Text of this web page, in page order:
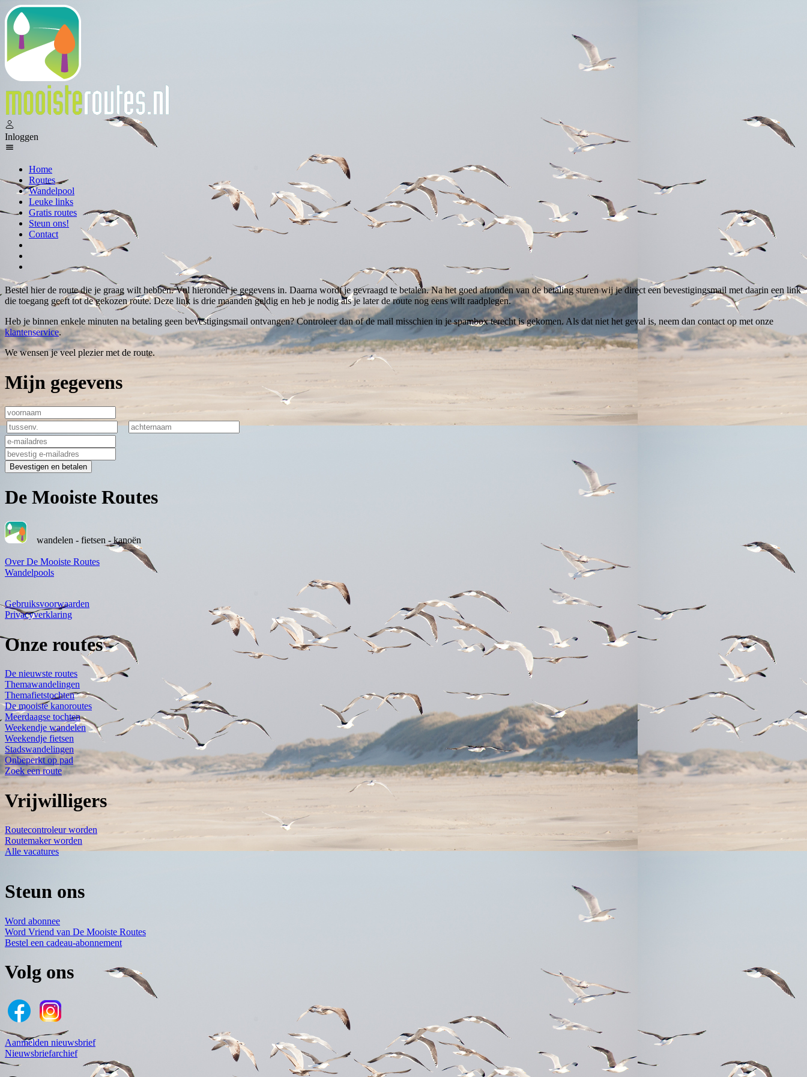
Inloggen
Home
Routes
Wandelpool
Leuke links
Gratis routes
Steun ons!
Contact
Bestel hier de route die je graag wilt hebben. Vul hieronder je gegevens in. Daarna wordt je gevraagd te betalen. Na het goed afronden van de betaling sturen wij je direct een bevestigingsmail met daarin een link
die toegang geeft tot de gekozen route. Deze link is drie maanden geldig en heb je nodig als je later de route nog eens wilt raadplegen.
Heb je binnen enkele minuten na betaling geen bevestigingsmail ontvangen? Controleer dan of de mail misschien in je spambox terecht is gekomen. Als dat niet het geval is, neem dan contact op met onze
klantenservice.
We wensen je veel plezier met de route.
Mijn gegevens
Bevestigen en betalen
De Mooiste Routes
wandelen - fietsen - kanoën
Over De Mooiste Routes
Wandelpools
Gebruiksvoorwaarden
Privacyverklaring
Onze routes
De nieuwste routes
Themawandelingen
Themafietstochten
De mooiste kanoroutes
Meerdaagse tochten
Weekendje wandelen
Weekendje fietsen
Stadswandelingen
Onbeperkt op pad
Zoek een route
Vrijwilligers
Routecontroleur worden
Routemaker worden
Alle vacatures
Steun ons
Word abonnee
Word Vriend van De Mooiste Routes
Bestel een cadeau-abonnement
Volg ons
Aanmelden nieuwsbrief
Nieuwsbriefarchief